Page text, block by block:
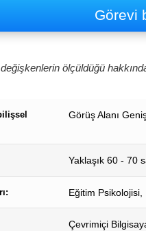
Görevi
ölçüldüğü
Görüş Alanı
Yaklaşık 60 - 70
Eğitim Psikolojisi,
Çevrimiçi